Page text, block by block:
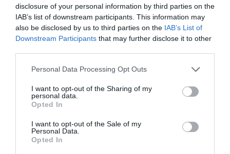
disclosure of your personal information by third parties on the
IAB’s list of downstream participants. This information may
also be disclosed by us to third parties on the IAB’s List of
Downstream Participants that may further disclose it to other
Please note that this website/app uses one or more Google
not limited to your visit or usage behaviour. You may click to
grant or deny consent to Google and its third-party tags to
use your data for below specified purposes in below Google
consent section.
Personal Data Processing Opt Outs
I want to opt-out of the Sharing of my
personal data.
Opted In
I want to opt-out of the Sale of my
Personal Data.
Opted In